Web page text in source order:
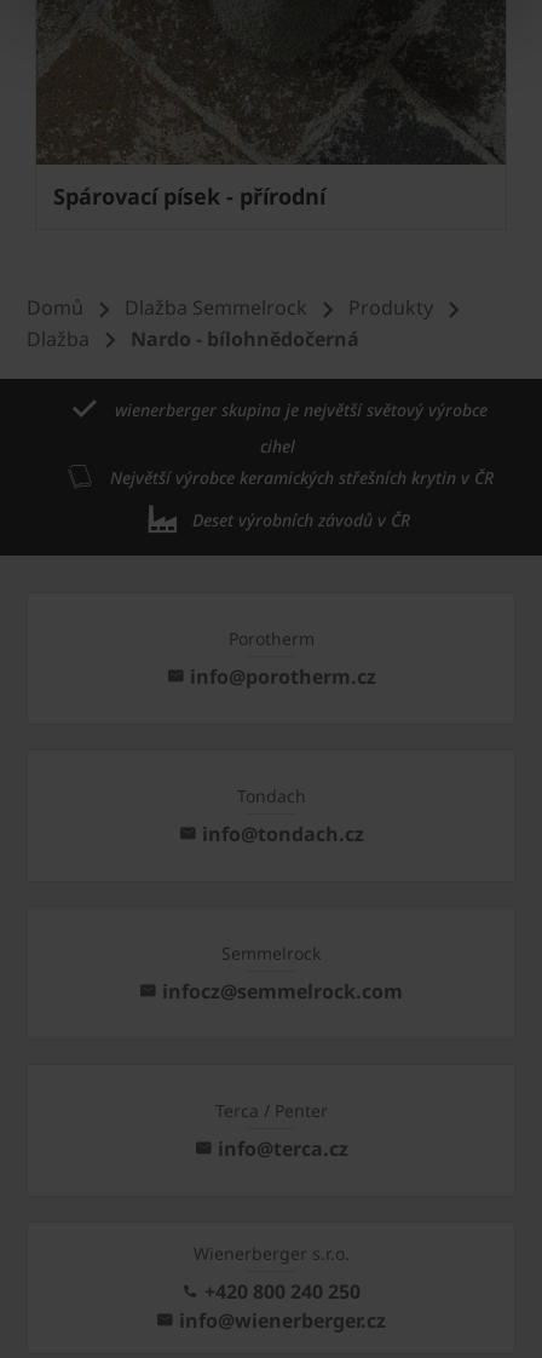
Spárovací písek - přírodní
Domů Dlažba Semmelrock
Produkty
Dlažba
Nardo - bílohnědočerná
wienerberger skupina je největší světový výrobce
cihel
Největší výrobce keramických střešních krytin v ČR
Deset výrobních závodů v ČR
Porotherm
info@porotherm.cz
Tondach
info@tondach.cz
Semmelrock
infocz@semmelrock.com
Terca / Penter
info@terca.cz
Wienerberger s.r.o.
+420 800 240 250
info@wienerberger.cz